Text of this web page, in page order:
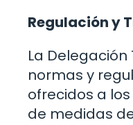
Regulación y
La
normas y
ofrecidos a
de medidas